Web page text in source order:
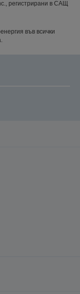
регистрирани в САЩ
във всички